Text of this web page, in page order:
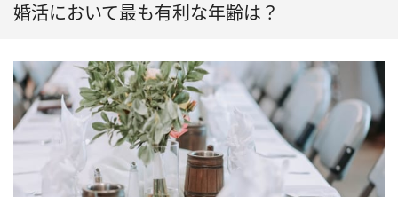
婚活において最も有利な年齢は？